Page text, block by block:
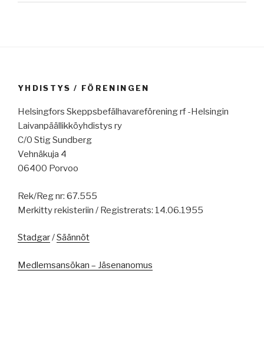
YHDISTYS / FÖRENINGEN
Helsingfors Skeppsbefälhavareförening rf -Helsingin
Laivanpäällikköyhdistys ry
C/0 Stig Sundberg
Vehnäkuja 4
06400 Porvoo
Rek/Reg nr: 67.555
Merkitty rekisteriin / Registrerats: 14.06.1955
Stadgar/Säännöt
Medlemsansökan – Jäsenanomus